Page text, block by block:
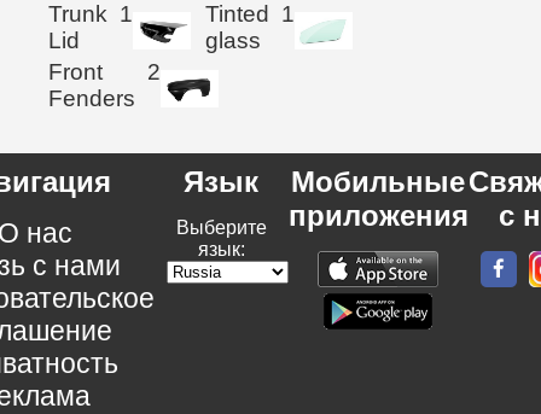
Trunk
Lid
1
Tinted
glass
1
Front
Fenders
2
нас
с нами
Язык
Выберите
язык:
Мобильные
приложения
с